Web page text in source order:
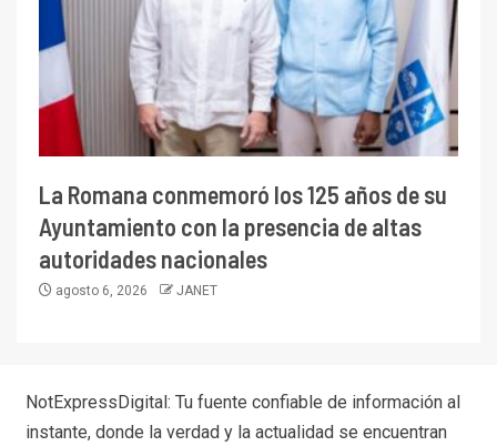
La Romana conmemoró los 125 años de su
Ayuntamiento con la presencia de altas
autoridades nacionales
agosto 6, 2026 JANET
NotExpressDigital: Tu fuente confiable de información al
instante, donde la verdad y la actualidad se encuentran